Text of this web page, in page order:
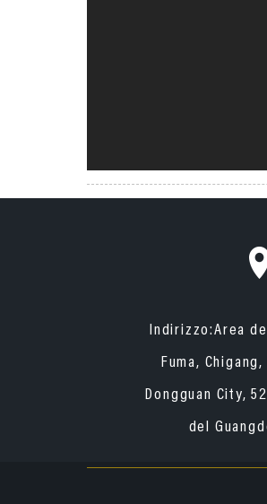
Indirizzo:Area
Fuma,
Dongguan City,
del